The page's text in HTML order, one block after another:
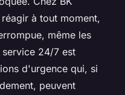
à tout moment,
même les
24/7 est
d'urgence qui, si
peuvent